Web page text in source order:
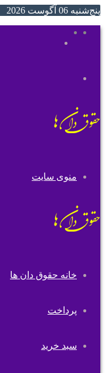
پنج‌شنبه 06 آگوست 2026
پوسته
منوی سایت
خانه حقوق دان ها
پرداخت
سبد خرید